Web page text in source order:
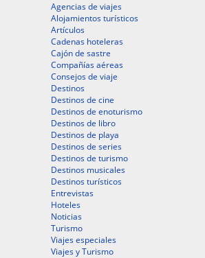
Agencias de viajes
Alojamientos turísticos
Artículos
Cadenas hoteleras
Cajón de sastre
Compañías aéreas
Consejos de viaje
Destinos
Destinos de cine
Destinos de enoturismo
Destinos de libro
Destinos de playa
Destinos de series
Destinos de turismo
Destinos musicales
Destinos turísticos
Entrevistas
Hoteles
Noticias
Turismo
Viajes especiales
Viajes y Turismo